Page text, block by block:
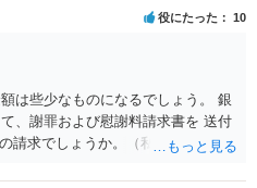
役にたった 10
は些少なものになるでしょう。 銀
、謝罪および慰謝料請求書を 送付
請求でしょうか。（私見）